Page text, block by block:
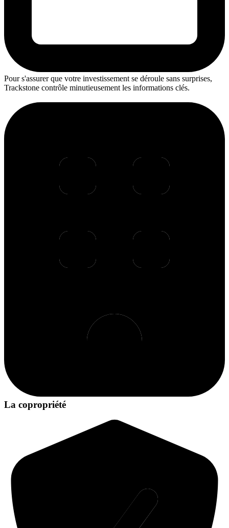
Pour s'assurer que votre investissement se déroule sans surprises,
Trackstone contrôle minutieusement les informations clés.
La copropriété